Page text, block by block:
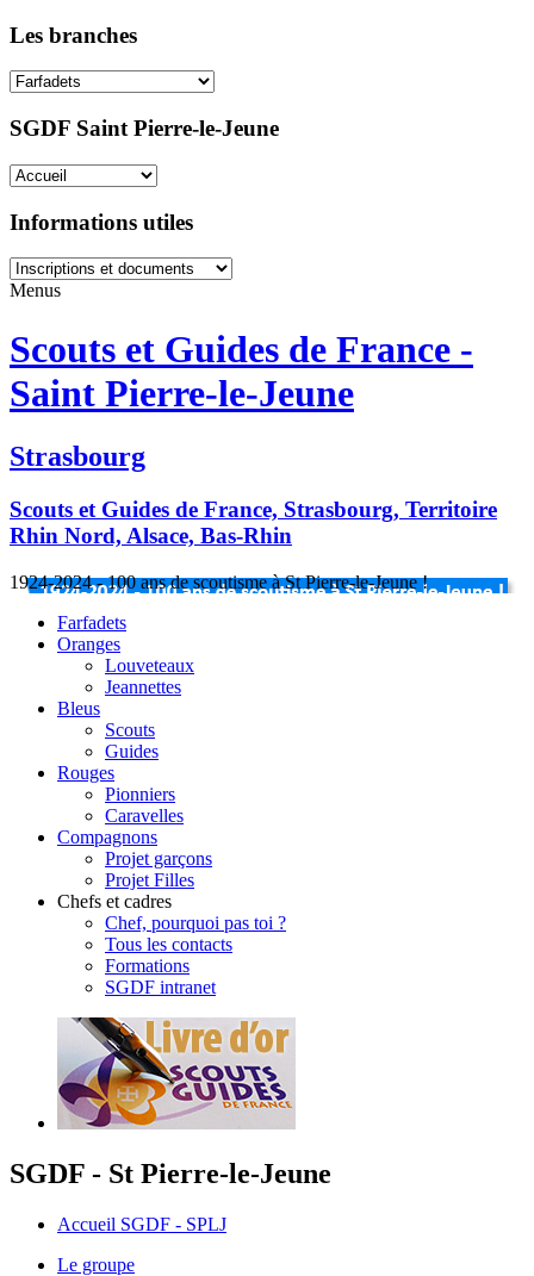
Les branches
SGDF Saint Pierre-le-Jeune
Informations utiles
Menus
Scouts et Guides de France -
Saint Pierre-le-Jeune
Strasbourg
Scouts et Guides de France, Strasbourg, Territoire
Rhin Nord, Alsace, Bas-Rhin
1924-2024 - 100 ans de scoutisme à St Pierre-le-Jeune !
Farfadets
Oranges
Louveteaux
Jeannettes
Bleus
Scouts
Guides
Rouges
Pionniers
Caravelles
Compagnons
Projet garçons
Projet Filles
Chefs et cadres
Chef, pourquoi pas toi ?
Tous les contacts
Formations
SGDF intranet
SGDF - St Pierre-le-Jeune
Accueil SGDF - SPLJ
Le groupe